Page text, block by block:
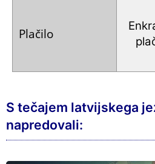
Plačilo
S tečajem latvijskega
napredovali: